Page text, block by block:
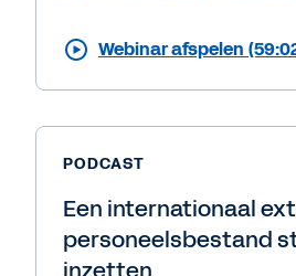
Webinar afspelen
PODCAST
Een internationaal
personeelsbestand